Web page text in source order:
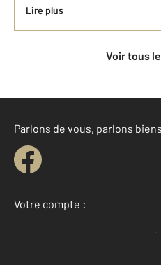
Lire plus
Voir tous
Parlons de vous, parlons biens
Votre compte :
Accéder à